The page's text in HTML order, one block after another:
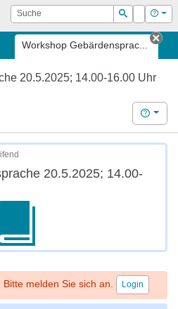
Suche
Suchen
Login Hilfe
Workshop Gebärdensprac...
20.5.2025; 14.00-16.00 Uhr
Hilfe
20.5.2025; 14.00-
melden Sie sich an. Login